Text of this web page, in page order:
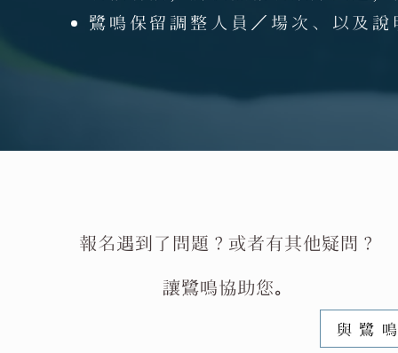
鷺鳴保留調整人員／場次、以及
報名遇到了問題 ？或者有其他疑問？
讓鷺鳴協助您。
與鷺